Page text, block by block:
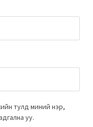
тулд миний нэр,
уу.